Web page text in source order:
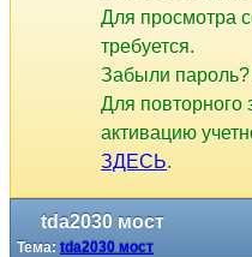
Для просмотра
требуется.
Забыли
Для повторного
активацию
ЗДЕСЬ.
tda2030 мост
Тема: tda2030 мост